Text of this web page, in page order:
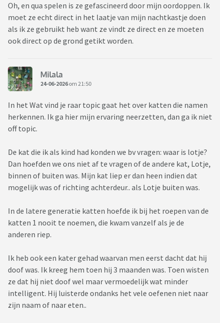
Oh, en qua spelen is ze gefascineerd door mijn oordoppen. Ik
moet ze echt direct in het laatje van mijn nachtkastje doen
als ik ze gebruikt heb want ze vindt ze direct en ze moeten
ook direct op de grond getikt worden.
Milala
24-06-2026om 21:50
In het Wat vind je raar topic gaat het over katten die namen
herkennen. Ik ga hier mijn ervaring neerzetten, dan ga ik niet
off topic.
De kat die ik als kind had konden we bv vragen: waar is lotje?
Dan hoefden we ons niet af te vragen of de andere kat, Lotje,
binnen of buiten was. Mijn kat liep er dan heen indien dat
mogelijk was of richting achterdeur.. als Lotje buiten was.
In de latere generatie katten hoefde ik bij het roepen van de
katten 1 nooit te noemen, die kwam vanzelf als je de
anderen riep.
Ik heb ook een kater gehad waarvan men eerst dacht dat hij
doof was. Ik kreeg hem toen hij 3 maanden was. Toen wisten
ze dat hij niet doof wel maar vermoedelijk wat minder
intelligent. Hij luisterde ondanks het vele oefenen niet naar
zijn naam of naar eten..